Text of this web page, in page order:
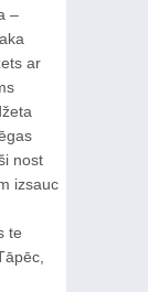
–
ar
nost
izsauc
te